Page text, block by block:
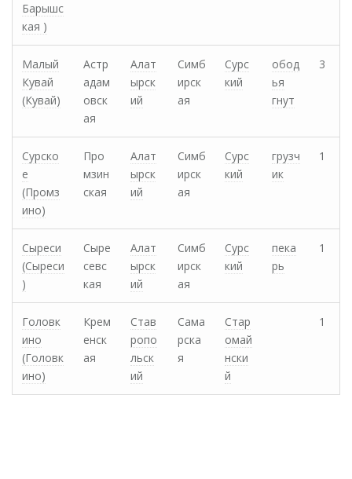
Барышс
кая )
Малый
Кувай
(Кувай)
Астр
адам
овск
ая
Алат
ырск
ий
Симб
ирск
ая
Сурс
кий
обод
ья
гнут
3
Сурско
е
(Промз
ино)
Про
мзин
ская
Алат
ырск
ий
Симб
ирск
ая
Сурс
кий
грузч
ик
1
Сыреси
(Сыреси
)
Сыре
севс
кая
Алат
ырск
ий
Симб
ирск
ая
Сурс
кий
пека
рь
1
Головк
ино
(Головк
ино)
Крем
енск
ая
Став
ропо
льск
ий
Сама
рска
я
Стар
омай
нски
й
1